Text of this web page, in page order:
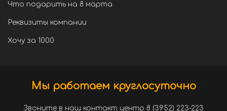
Что подарить на 8 марта
Реквизиты компании
Хочу за 1000
Мы работаем круглосуточно
Звоните в наш контакт центр 8 (3952) 223-223